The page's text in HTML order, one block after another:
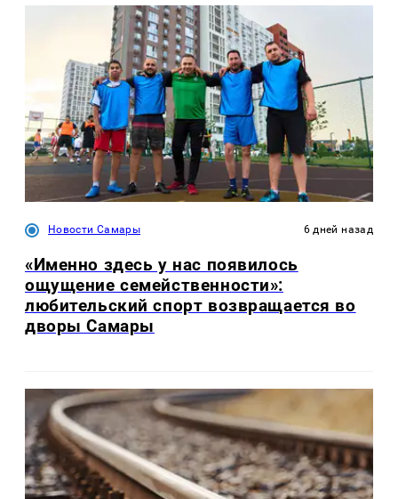
Новости Самары 6 дней назад
«Именно здесь у нас появилось
ощущение семейственности»:
любительский спорт возвращается во
дворы Самары